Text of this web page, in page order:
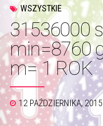
WSZYSTKIE
31536000
min=8760
m= 1 ROK
12 PAŹDZIERNIKA, 2015